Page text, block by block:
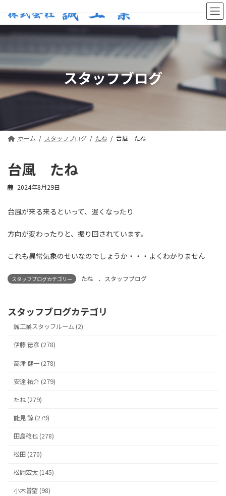
ン
テ
ン
へ
ス
ッ
プ
ビ
ゲ
ー
ョ
ン
移
動
スタッフブログ
ホーム スタッフブログ たね 台風 たね
台風 たね
2024年8月29日
台風が来る来るといって、遅くなったり
方向が変わったりと、振り回されています。
これも異常気象のせいなのでしょうか・・・よくわかりません
スタッフブログカテゴリー たね 、 スタッフブログ
スタッフブログカテゴリ
誠工業スタッフルーム (2)
伊藤 徳彦 (278)
高津 健一 (278)
安達 祐介 (279)
たね (279)
能見 諒 (279)
田島稔也 (278)
松田 (270)
松岡宏太 (145)
小木曽望 (98)